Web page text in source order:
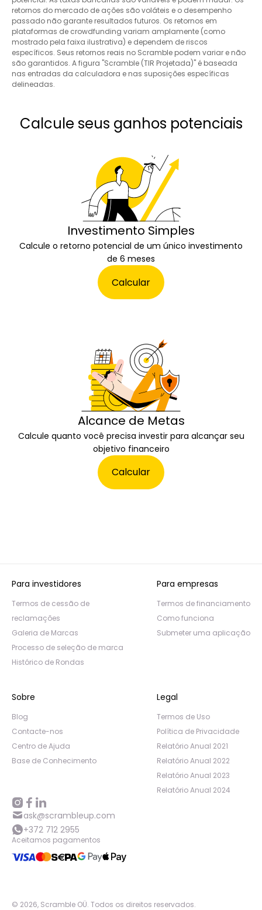
retornos do mercado de ações são voláteis e o desempenho
passado não garante resultados futuros. Os retornos em
plataformas de crowdfunding variam amplamente (como
mostrado pela faixa ilustrativa) e dependem de riscos
específicos. Seus retornos reais no Scramble podem variar e não
são garantidos. A figura "Scramble (TIR Projetada)" é baseada
nas entradas da calculadora e nas suposições específicas
delineadas.
Calcule seus ganhos potenciais
Investimento Simples
Calcule o retorno potencial de um único investimento
de 6 meses
Calcular
Alcance de Metas
Calcule quanto você precisa investir para alcançar seu
objetivo financeiro
Calcular
Para investidores
Termos de cessão de
reclamações
Galeria de Marcas
Processo de seleção de marca
Histórico de Rondas
Para empresas
Termos de financiamento
Como funciona
Submeter uma aplicação
Sobre
Blog
Contacte-nos
Centro de Ajuda
Base de Conhecimento
Legal
Termos de Uso
Política de Privacidade
Relatório Anual 2021
Relatório Anual 2022
Relatório Anual 2023
Relatório Anual 2024
ask@scrambleup.com
+372 712 2955
Aceitamos pagamentos
© 2026, Scramble OÜ. Todos os direitos reservados.